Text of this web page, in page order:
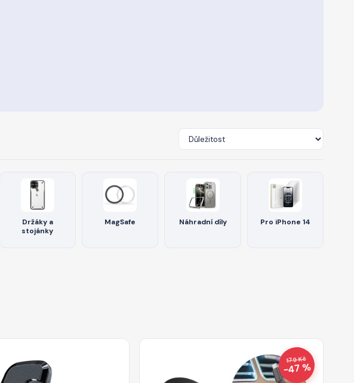
Držáky a
stojánky
MagSafe Náhradní díly Pro iPhone 14
179 Kč
−47 %